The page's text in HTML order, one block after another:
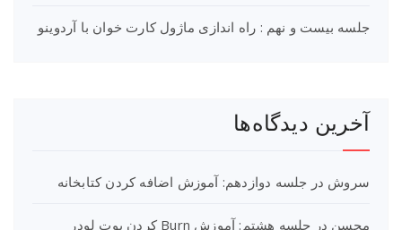
جلسه بیست و نهم : راه اندازی ماژول کارت خوان با آردوینو
آخرین دیدگاه‌ها
سروش در جلسه دوازدهم: آموزش اضافه کردن کتابخانه
محسن در
جلسه هشتم: آموزش Burn کردن بوت لودر